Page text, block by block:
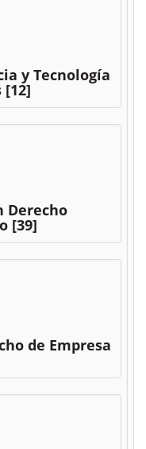
y Tecnología
[12]
Derecho
[39]
de Empresa